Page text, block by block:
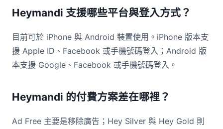
Heymandi 支援哪些平台與登入方式？
目前可於 iPhone 與 Android 裝置使用。iPhone 版本支
援 Apple ID、Facebook 或手機號碼登入；Android 版
本支援 Google、Facebook 或手機號碼登入。
Heymandi 的付費方案差在哪裡？
Ad Free 主要是移除廣告；Hey Silver 與 Hey Gold 則